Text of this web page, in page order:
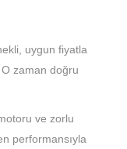
uygun fiyatla
zaman doğru
ve zorlu
performansıyla